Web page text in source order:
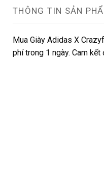
THÔNG TIN SẢN
Mua Giày Adidas X
phí trong 1 ngày. Cam